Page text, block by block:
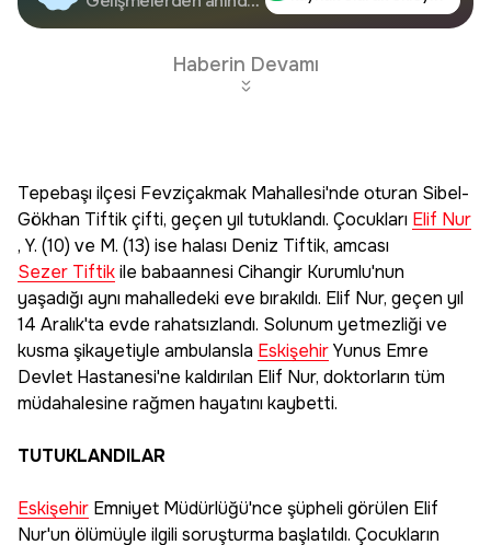
Edin
Haberin Devamı
Tepebaşı ilçesi Fevziçakmak Mahallesi'nde oturan Sibel-
Gökhan Tiftik çifti, geçen yıl tutuklandı. Çocukları Elif Nur
, Y. (10) ve M. (13) ise halası Deniz Tiftik, amcası
Sezer Tiftikile babaannesi Cihangir Kurumlu'nun
yaşadığı aynı mahalledeki eve bırakıldı. Elif Nur, geçen yıl
14 Aralık'ta evde rahatsızlandı. Solunum yetmezliği ve
kusma şikayetiyle ambulansla EskişehirYunus Emre
Devlet Hastanesi'ne kaldırılan Elif Nur, doktorların tüm
müdahalesine rağmen hayatını kaybetti.
TUTUKLANDILAR
Eskişehir Emniyet Müdürlüğü'nce şüpheli görülen Elif
Nur'un ölümüyle ilgili soruşturma başlatıldı. Çocukların